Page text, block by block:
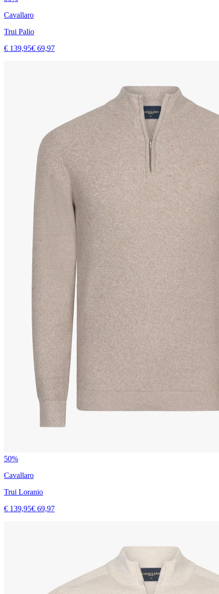
Cavallaro
Trui Palio
€ 139,95€ 69,97
50%
Cavallaro
Trui Loranio
€ 139,95€ 69,97